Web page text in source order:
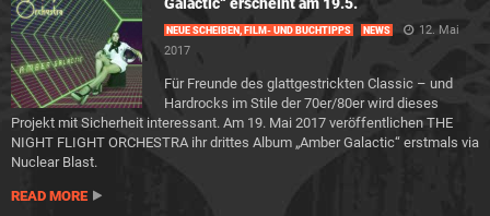
NEUE SCHEIBEN, FILM- UND BUCHTIPPS NEWS
12. Mai
2017
Für Freunde des glattgestrickten Classic – und
Hardrocks im Stile der 70er/80er wird dieses
Projekt mit Sicherheit interessant. Am 19. Mai 2017 veröffentlichen THE
NIGHT FLIGHT ORCHESTRA ihr drittes Album „Amber Galactic“ erstmals via
Nuclear Blast.
READ MORE